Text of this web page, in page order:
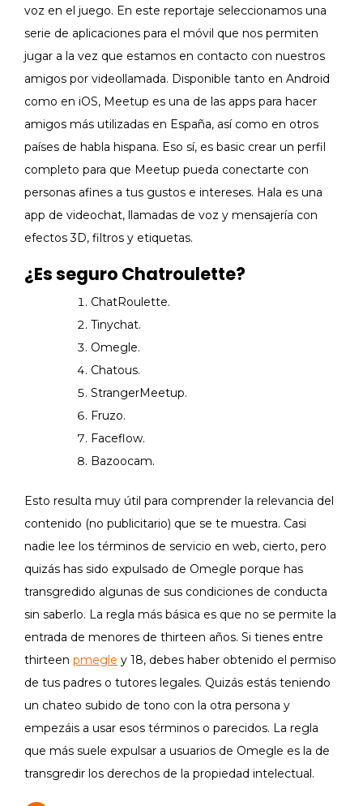
voz en el juego. En este reportaje seleccionamos una
serie de aplicaciones para el móvil que nos permiten
jugar a la vez que estamos en contacto con nuestros
amigos por videollamada. Disponible tanto en Android
como en iOS, Meetup es una de las apps para hacer
amigos más utilizadas en España, así como en otros
países de habla hispana. Eso sí, es basic crear un perfil
completo para que Meetup pueda conectarte con
personas afines a tus gustos e intereses. Hala es una
app de videochat, llamadas de voz y mensajería con
efectos 3D, filtros y etiquetas.
¿Es seguro Chatroulette?
ChatRoulette.
Tinychat.
Omegle.
Chatous.
StrangerMeetup.
Fruzo.
Faceflow.
Bazoocam.
Esto resulta muy útil para comprender la relevancia del
contenido (no publicitario) que se te muestra. Casi
nadie lee los términos de servicio en web, cierto, pero
quizás has sido expulsado de Omegle porque has
transgredido algunas de sus condiciones de conducta
sin saberlo. La regla más básica es que no se permite la
entrada de menores de thirteen años. Si tienes entre
thirteen pmegle y 18, debes haber obtenido el permiso
de tus padres o tutores legales. Quizás estás teniendo
un chateo subido de tono con la otra persona y
empezáis a usar esos términos o parecidos. La regla
que más suele expulsar a usuarios de Omegle es la de
transgredir los derechos de la propiedad intelectual.